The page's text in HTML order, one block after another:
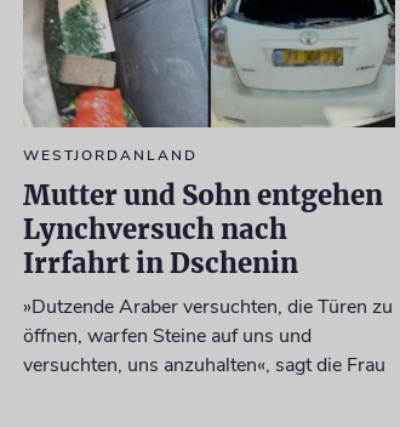
WESTJORDANLAND
Mutter und Sohn entgehen
Lynchversuch nach
Irrfahrt in Dschenin
»Dutzende Araber versuchten, die Türen zu
öffnen, warfen Steine auf uns und
versuchten, uns anzuhalten«, sagt die Frau